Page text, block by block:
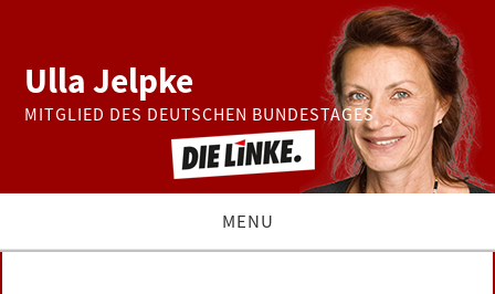
Ulla Jelpke
MITGLIED DES DEUTSCHEN BUNDESTAGES
MENU